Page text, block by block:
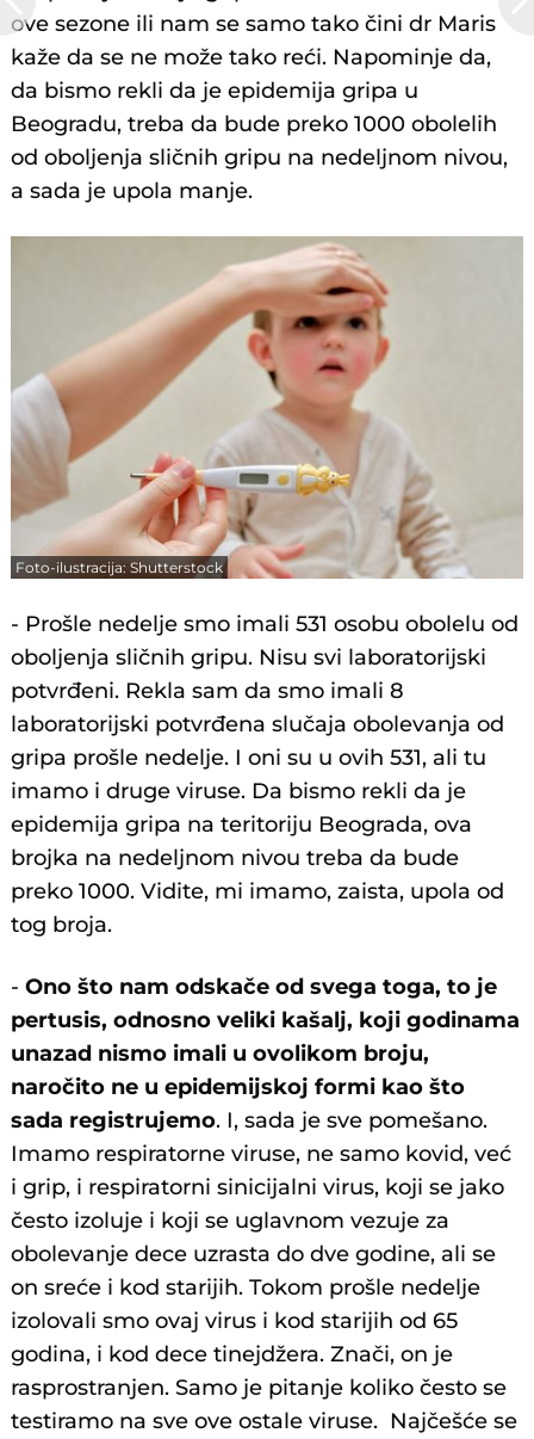
ove sezone ili nam se samo tako čini dr Maris
kaže da se ne može tako reći. Napominje da,
da bismo rekli da je epidemija gripa u
Beogradu, treba da bude preko 1000 obolelih
od oboljenja sličnih gripu na nedeljnom nivou,
a sada je upola manje.
Foto-ilustracija: Shutterstock
- Prošle nedelje smo imali 531 osobu obolelu od
oboljenja sličnih gripu. Nisu svi laboratorijski
potvrđeni. Rekla sam da smo imali 8
laboratorijski potvrđena slučaja obolevanja od
gripa prošle nedelje. I oni su u ovih 531, ali tu
imamo i druge viruse. Da bismo rekli da je
epidemija gripa na teritoriju Beograda, ova
brojka na nedeljnom nivou treba da bude
preko 1000. Vidite, mi imamo, zaista, upola od
tog broja.
-Ono što nam odskače od svega toga, to je
pertusis, odnosno veliki kašalj, koji godinama
unazad nismo imali u ovolikom broju,
naročito ne u epidemijskoj formi kao što
sada registrujemo. I, sada je sve pomešano.
Imamo respiratorne viruse, ne samo kovid, već
i grip, i respiratorni sinicijalni virus, koji se jako
često izoluje i koji se uglavnom vezuje za
obolevanje dece uzrasta do dve godine, ali se
on sreće i kod starijih. Tokom prošle nedelje
izolovali smo ovaj virus i kod starijih od 65
godina, i kod dece tinejdžera. Znači, on je
rasprostranjen. Samo je pitanje koliko često se
testiramo na sve ove ostale viruse. Najčešće se